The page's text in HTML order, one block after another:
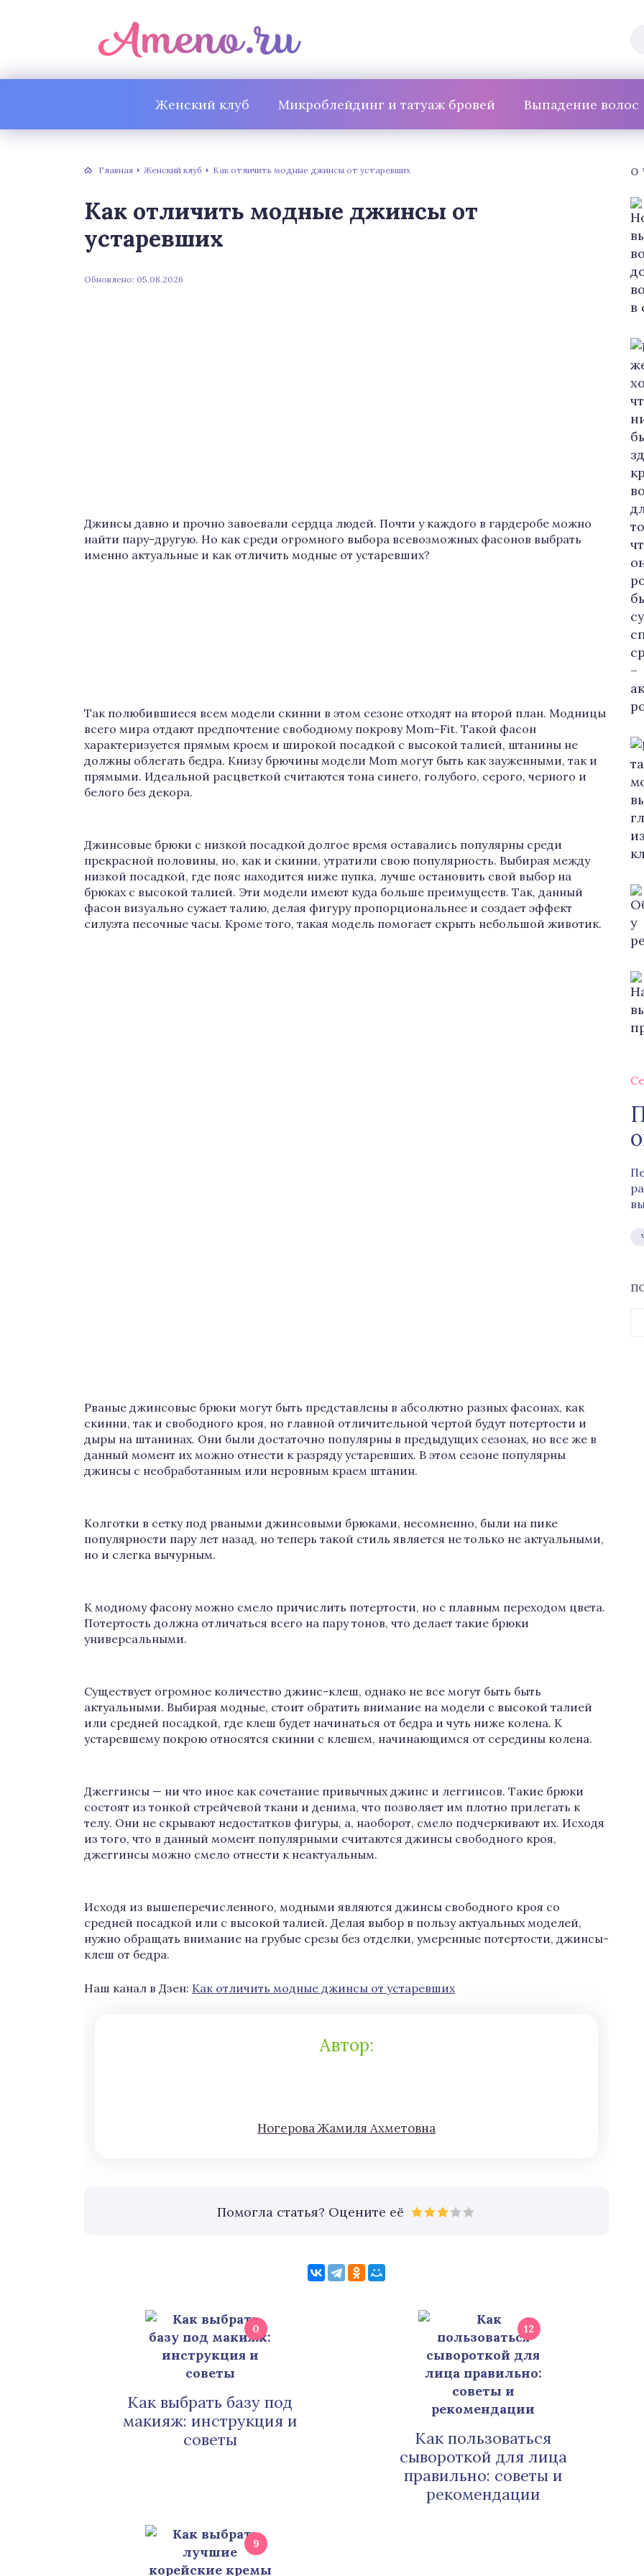
Женский клуб Микроблейдинг и татуаж бровей Выпадение волос
Главная Женский клуб Как отличить модные джинсы от устаревших
Как отличить модные джинсы от
устаревших
Обновлено: 05.08.2026
Джинсы давно и прочно завоевали сердца людей. Почти у каждого в гардеробе можно
найти пару-другую. Но как среди огромного выбора всевозможных фасонов выбрать
именно актуальные и как отличить модные от устаревших?
Так полюбившиеся всем модели скинни в этом сезоне отходят на второй план. Модницы
всего мира отдают предпочтение свободному покрову Mom-Fit. Такой фасон
характеризуется прямым кроем и широкой посадкой с высокой талией, штанины не
должны облегать бедра. Книзу брючины модели Mom могут быть как зауженными, так и
прямыми. Идеальной расцветкой считаются тона синего, голубого, серого, черного и
белого без декора.
Джинсовые брюки с низкой посадкой долгое время оставались популярны среди
прекрасной половины, но, как и скинни, утратили свою популярность. Выбирая между
низкой посадкой, где пояс находится ниже пупка, лучше остановить свой выбор на
брюках с высокой талией. Эти модели имеют куда больше преимуществ. Так, данный
фасон визуально сужает талию, делая фигуру пропорциональнее и создает эффект
силуэта песочные часы. Кроме того, такая модель помогает скрыть небольшой животик.
Рваные джинсовые брюки могут быть представлены в абсолютно разных фасонах, как
скинни, так и свободного кроя, но главной отличительной чертой будут потертости и
дыры на штанинах. Они были достаточно популярны в предыдущих сезонах, но все же в
данный момент их можно отнести к разряду устаревших. В этом сезоне популярны
джинсы с необработанным или неровным краем штанин.
Колготки в сетку под рваными джинсовыми брюками, несомненно, были на пике
популярности пару лет назад, но теперь такой стиль является не только не актуальными,
но и слегка вычурным.
К модному фасону можно смело причислить потертости, но с плавным переходом цвета.
Потертость должна отличаться всего на пару тонов, что делает такие брюки
универсальными.
Существует огромное количество джинс-клеш, однако не все могут быть быть
актуальными. Выбирая модные, стоит обратить внимание на модели с высокой талией
или средней посадкой, где клеш будет начинаться от бедра и чуть ниже колена. К
устаревшему покрою относятся скинни с клешем, начинающимся от середины колена.
Джеггинсы — ни что иное как сочетание привычных джинс и леггинсов. Такие брюки
состоят из тонкой стрейчевой ткани и денима, что позволяет им плотно прилегать к
телу. Они не скрывают недостатков фигуры, а, наоборот, смело подчеркивают их. Исходя
из того, что в данный момент популярными считаются джинсы свободного кроя,
джеггинсы можно смело отнести к неактуальным.
Исходя из вышеперечисленного, модными являются джинсы свободного кроя со
средней посадкой или с высокой талией. Делая выбор в пользу актуальных моделей,
нужно обращать внимание на грубые срезы без отделки, умеренные потертости, джинсы-
клеш от бедра.
Наш канал в Дзен: Как отличить модные джинсы от устаревших
Автор:
Нoгeрова Жaмиля Aхмeтoвна
Помогла статья? Оцените её
0
Как выбрать базу под
макияж: инструкция и
советы
12
Как пользоваться
сывороткой для лица
правильно: советы и
рекомендации
9
О